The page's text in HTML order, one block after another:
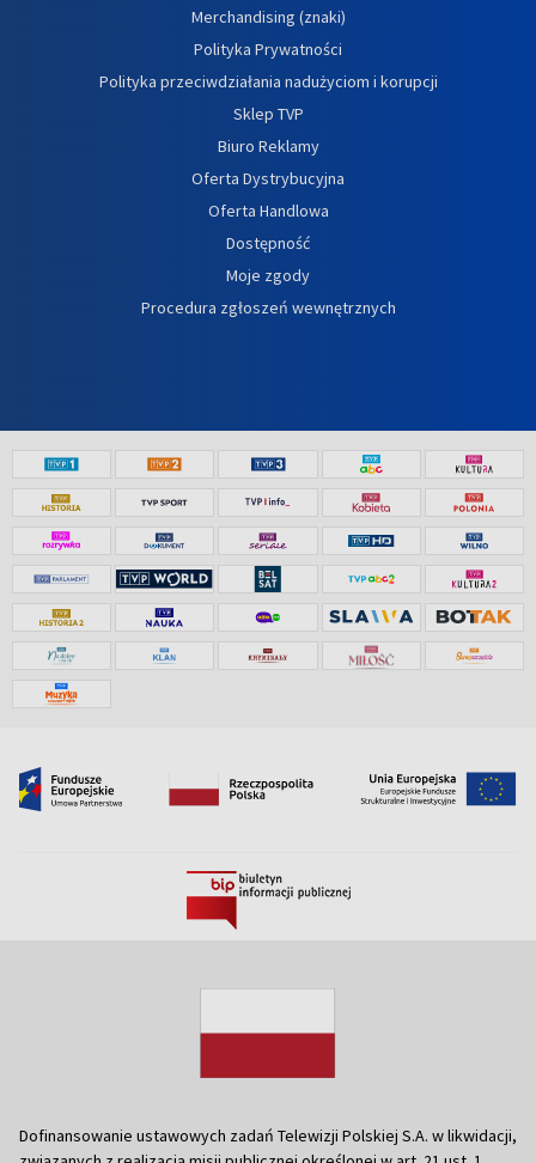
Merchandising (znaki)
Polityka Prywatności
Polityka przeciwdziałania nadużyciom i korupcji
Sklep TVP
Biuro Reklamy
Oferta Dystrybucyjna
Oferta Handlowa
Dostępność
Moje zgody
Procedura zgłoszeń wewnętrznych
Dofinansowanie ustawowych zadań Telewizji Polskiej S.A. w likwidacji,